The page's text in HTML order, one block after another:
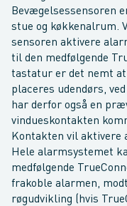
Bevægelsessensoren
stue og køkkenalrum.
sensoren aktivere
til den medfølgende
tastatur er det nemt
placeres udendørs,
har derfor også en
vindueskontakten
Kontakten vil aktivere
Hele alarmsystemet
medfølgende
frakoble alarmen,
røgudvikling (hvis